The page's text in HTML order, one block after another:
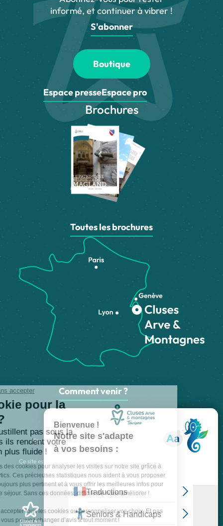
informé, et continuer à vibrer !
S'abonner
Boutique
Espace presseEspace pro
Brochures
Toutes les brochures
Comment venir ?
Made with IRIS Interactive
Mentions légales - Politique de confidentialité Plan du site
Accessibilité numérique -
Ce site est protégé par reCAPTCHA. Les
conditions d'utilisation de Google s'appliquent.